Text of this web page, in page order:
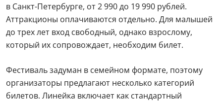
в Санкт-Петербурге, от 2 990 до 19 990 рублей.
Аттракционы оплачиваются отдельно. Для малышей
до трех лет вход свободный, однако взрослому,
который их сопровождает, необходим билет.
Фестиваль задуман в семейном формате, поэтому
организаторы предлагают несколько категорий
билетов. Линейка включает как стандартный